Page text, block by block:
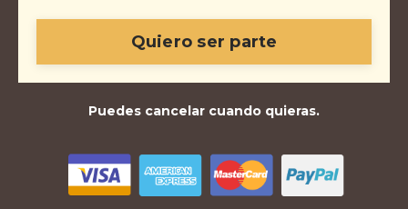
Quiero ser parte
Puedes cancelar cuando quieras.